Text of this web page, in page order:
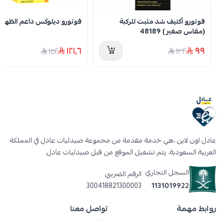
خفيفة الحمل، ومصنوعة من بلاستيك عالي الجودة
مخصص للطعام، مما يمكنك من معرفة ما إذا كان لديك
دواء دون فتح الغطاء. كل غطاء مقصورة يشير إلى يوم
الأسبوع وأربعة مرات من يوم واحد بالحروف، مما يجعلها
والأدوية.
يتم ملء حافظة دواء اسبوعية هذه مرة واحدة في
الأسبوع، ليضم جميع الأدوية والفيتامينات الخاصة بك في
مكان واحد سهل الاستخدام.
& Smart
فوتورو أكتيف شد مثبت للركبة
(مقاس صغير ) 48189
٩٩ ١٣٢
فوتورو ديلوكس داعم الظهر 46819
١٢١٫٦ ١٥٢
عادل اون لاين ،هي خدمة مقدمة من مجموعة صيدليات عادل في المملكة
العربية السعودية. يتم تشغيل الموقع من قبل صيدليات عادل.
السجل التجاري
1131019922
الرقم الضريبي
300418821300003
روابط مهمة تواصل معنا